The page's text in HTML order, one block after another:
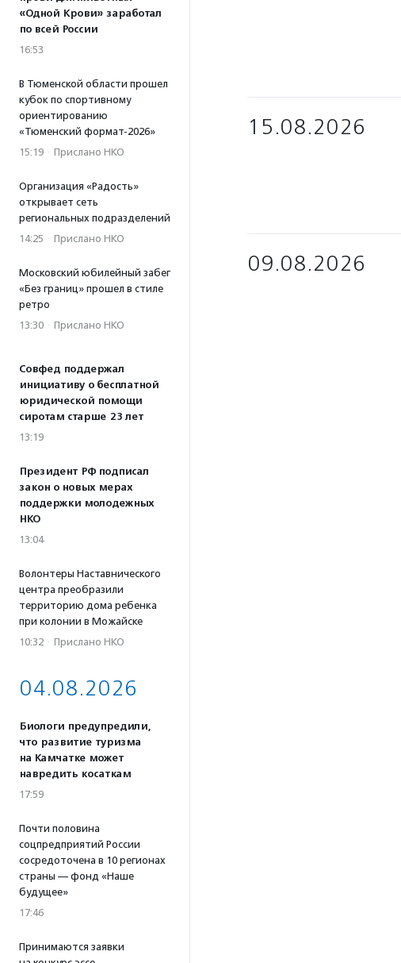
«Одной Крови» заработал
по всей России
16:53
В Тюменской области прошел
кубок по спортивному
ориентированию
«Тюменский формат-2026»
15:19 · Прислано НКО
Организация «Радость»
открывает сеть
региональных подразделений
14:25 · Прислано НКО
Московский юбилейный забег
«Без границ» прошел в стиле
ретро
13:30 · Прислано НКО
Совфед поддержал
инициативу о бесплатной
юридической помощи
сиротам старше 23 лет
13:19
Президент РФ подписал
закон о новых мерах
поддержки молодежных
НКО
13:04
Волонтеры Наставнического
центра преобразили
территорию дома ребенка
при колонии в Можайске
10:32 · Прислано НКО
04.08.2026
Биологи предупредили,
что развитие туризма
на Камчатке может
навредить косаткам
17:59
Почти половина
соцпредприятий России
сосредоточена в 10 регионах
страны — фонд «Наше
будущее»
17:46
Принимаются заявки
15.08.2026
09.08.2026